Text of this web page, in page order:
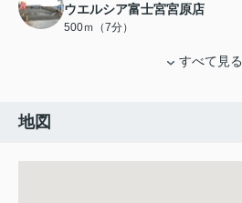
ウエルシア富士宮宮原店
500ｍ（7分）
すべて見る
地図